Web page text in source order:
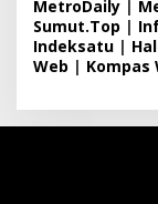
MetroDaily |
Sumut.Top |
Indeksatu |
Web | Kompas